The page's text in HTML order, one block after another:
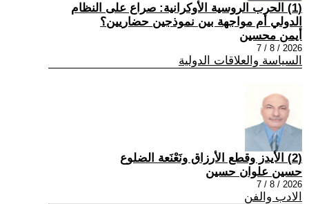
(1) الحرب الروسية الأوكرانية: صراع على النظام
الدولي أم مواجهة بين نموذجين حضاريين؟
أيمن محسين
2026 / 8 / 7
السياسة والعلاقات الدولية
(2) الأيدز وقطع الأرزاق ونَعْنَعة الضلوع
حسين علوان حسين
2026 / 8 / 7
الادب والفن